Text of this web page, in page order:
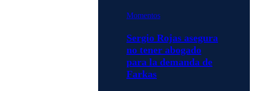
Momentos
Sergio Rojas asegura
no tener abogado
para la demanda de
Farkas